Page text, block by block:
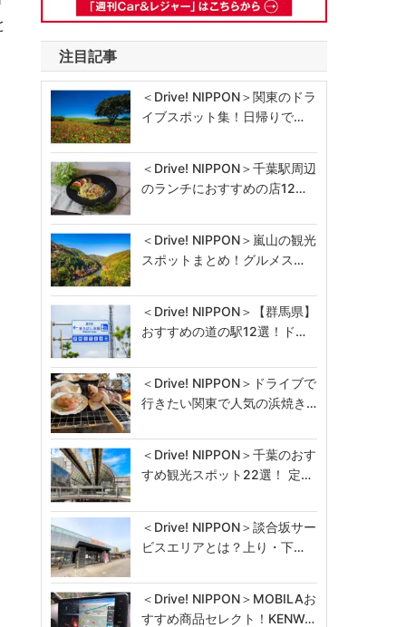
注目記事
＜Drive! NIPPON＞関東のドラ
イブスポット集！日帰りで…
＜Drive! NIPPON＞千葉駅周辺
のランチにおすすめの店12…
＜Drive! NIPPON＞嵐山の観光
スポットまとめ！グルメス…
＜Drive! NIPPON＞【群馬県】
おすすめの道の駅12選！ド…
＜Drive! NIPPON＞ドライブで
行きたい関東で人気の浜焼き…
＜Drive! NIPPON＞千葉のおす
すめ観光スポット22選！ 定…
＜Drive! NIPPON＞談合坂サー
ビスエリアとは？上り・下…
＜Drive! NIPPON＞MOBILAお
すすめ商品セレクト！KENW…